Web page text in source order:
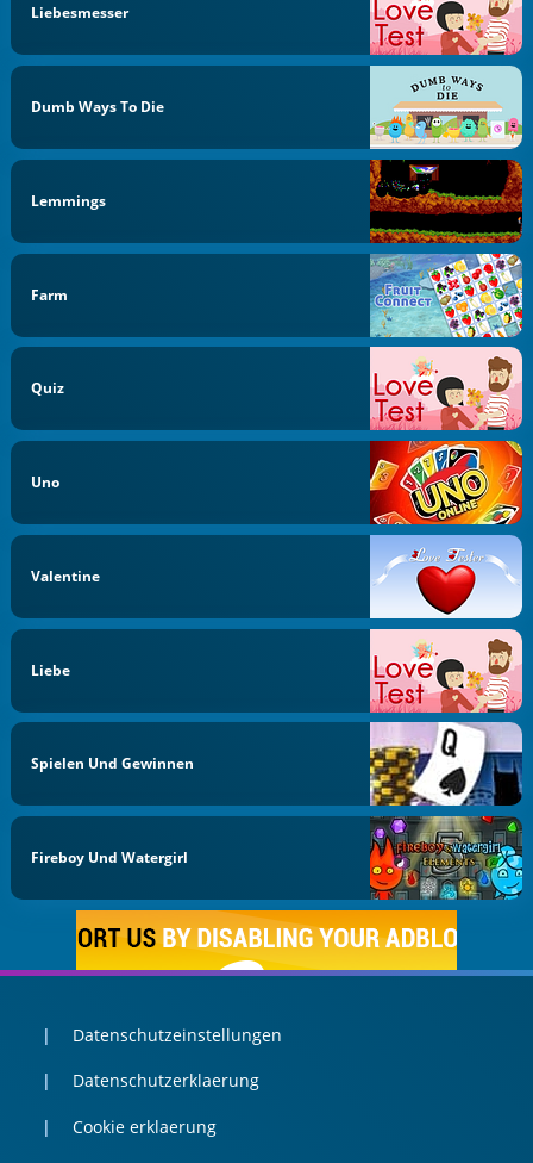
Liebesmesser
Dumb Ways To Die
Lemmings
Farm
Quiz
Uno
Valentine
Liebe
Spielen Und Gewinnen
Fireboy Und Watergirl
Datenschutzeinstellungen
Datenschutzerklaerung
Cookie erklaerung